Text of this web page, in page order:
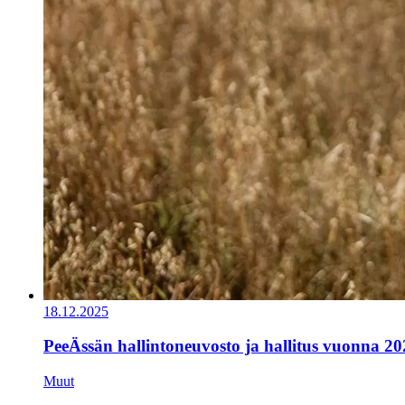
18.12.2025
PeeÄssän hallintoneuvosto ja hallitus vuonna
Muut